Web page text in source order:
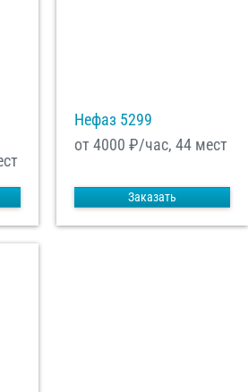
Нефаз 5299
от 4000 ₽/час, 44 мест
Заказать